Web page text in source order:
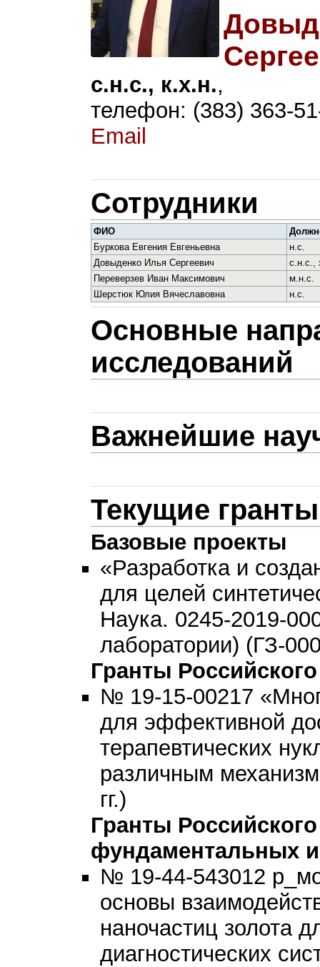
с.н.с., к.х.н.,
телефон: (383) 363-
Email
Сотрудники
ФИО
Буркова Евгения Евгеньевна
н.с.
Довыденко Илья Сергеевич
с.н.с.,
Переверзев Иван Максимович
м.н.с.
Шерстюк Юлия Вячеславовна
н.с.
Основные
исследований
Важнейшие
Текущие гранты
Базовые проекты
«Разработка и
для целей
Наука. 0245-2019-
лаборатории) (ГЗ-
Гранты
№ 19-15-00217
для эффективной
терапевтических
различным
гг.)
Гранты
фундаментальных
№ 19-44-543012
основы
наночастиц золота
диагностических